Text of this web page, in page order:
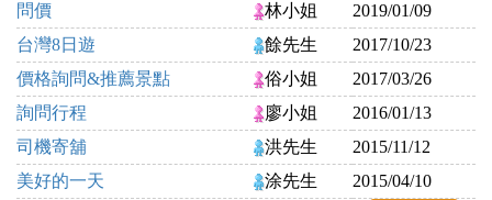
問價
林小姐
2019/01/09
台灣8日遊
餘先生
2017/10/23
價格詢問&推薦景點
俗小姐
2017/03/26
詢問行程
廖小姐
2016/01/13
司機寄舖
洪先生
2015/11/12
美好的一天
涂先生 2015/04/10